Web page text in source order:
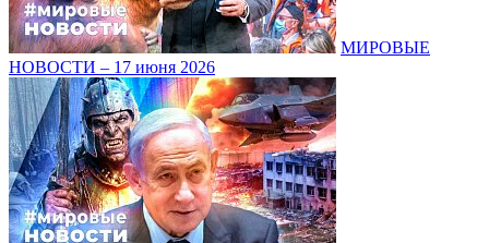
МИРОВЫЕ
НОВОСТИ – 17 июня 2026